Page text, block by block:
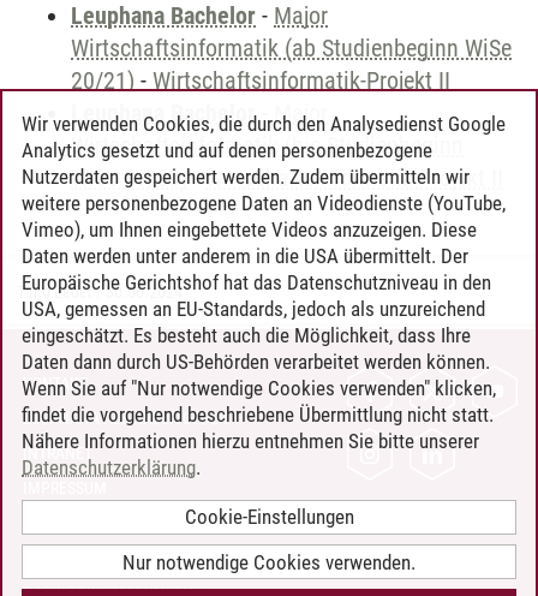
Leuphana Bachelor - Major
Wirtschaftsinformatik (ab Studienbeginn WiSe
20/21) - Wirtschaftsinformatik-Projekt II
Leuphana Bachelor-Major
Wirtschaftsinformatik (bis Studienbeginn
WiSe 19/20)-Wirtschaftsinformatik-Projekt II
Timo Leder/30.06.2024
KONTAKT
LEUPHANA ALS ARBEITGEBER
INTRANET
BARRIEREFREIHEIT
Wir verwenden Cookies, die durch den Analysedienst Google
Analytics gesetzt und auf denen personenbezogene
Nutzerdaten gespeichert werden. Zudem übermitteln wir
weitere personenbezogene Daten an Videodienste (YouTube,
Vimeo), um Ihnen eingebettete Videos anzuzeigen. Diese
Daten werden unter anderem in die USA übermittelt. Der
Europäische Gerichtshof hat das Datenschutzniveau in den
USA, gemessen an EU-Standards, jedoch als unzureichend
eingeschätzt. Es besteht auch die Möglichkeit, dass Ihre
Daten dann durch US-Behörden verarbeitet werden können.
Wenn Sie auf "Nur notwendige Cookies verwenden" klicken,
findet die vorgehend beschriebene Übermittlung nicht statt.
Nähere Informationen hierzu entnehmen Sie bitte unserer
Datenschutzerklärung.
Cookie-Einstellungen
Nur notwendige Cookies verwenden.